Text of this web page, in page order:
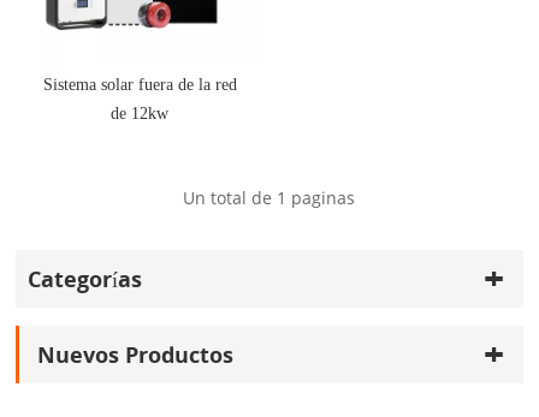
Sistema solar fuera de la red
de 12kw
Un total de 1 paginas
Categorías
Nuevos Productos